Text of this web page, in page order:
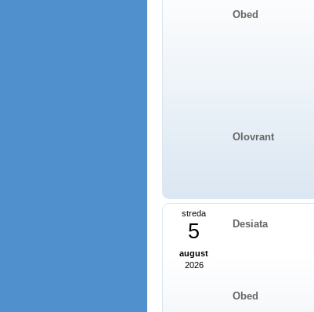
Obed
Olovrant
streda
5
august
2026
Desiata
Obed